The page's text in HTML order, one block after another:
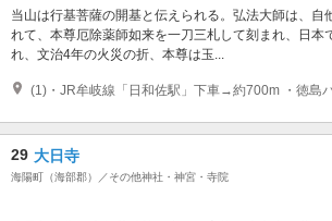
当山は行基菩薩の開基と伝えられる。弘法大師は、自
れて、本尊厄除薬師如来を一刀三札して刻まれ、日本
れ、文治4年の火災の折、本尊は玉...
29 大日寺
海陽町（海部郡）／その他神社・神宮・寺院